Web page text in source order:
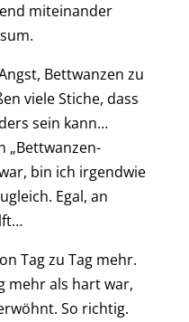
miteinander
Bettwanzen zu
viele Stiche, dass
sein kann…
„Bettwanzen-
bin ich irgendwie
Egal, an
Tag zu Tag mehr.
mehr als hart war,
So richtig.